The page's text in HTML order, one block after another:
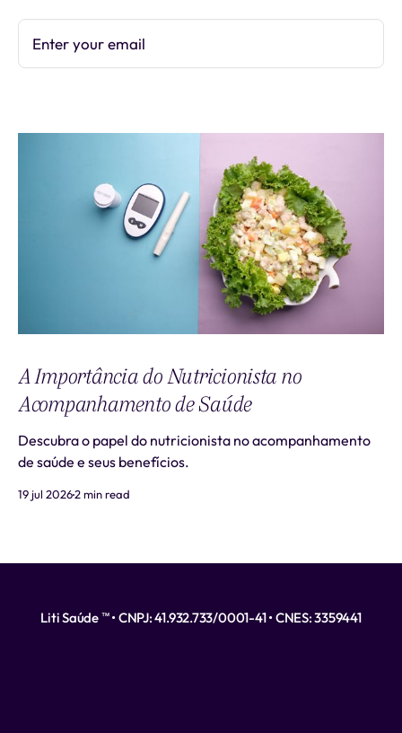
Enter your email
A Importância do Nutricionista no
Acompanhamento de Saúde
Descubra o papel do nutricionista no acompanhamento
de saúde e seus benefícios.
19 jul 20262 min read
Liti Saúde ™ • CNPJ: 41.932.733/0001-41 • CNES: 3359441